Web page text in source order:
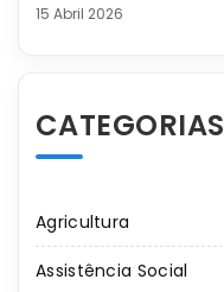
15 Abril 2026
CATEGORIAS
Agricultura
Assistência Social